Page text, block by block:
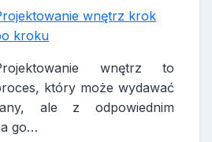
wnętrz krok
kroku
wnętrz to
który może wydawać
ale z odpowiednim
go…